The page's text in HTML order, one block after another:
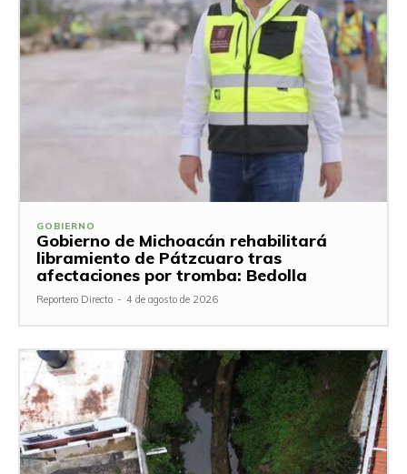
GOBIERNO
Gobierno de Michoacán rehabilitará
libramiento de Pátzcuaro tras
afectaciones por tromba: Bedolla
Reportero Directo - 4 de agosto de 2026